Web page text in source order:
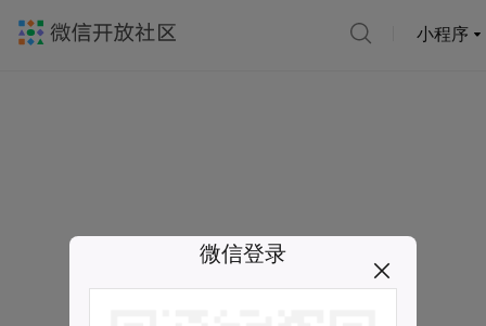
小程序
微信登录